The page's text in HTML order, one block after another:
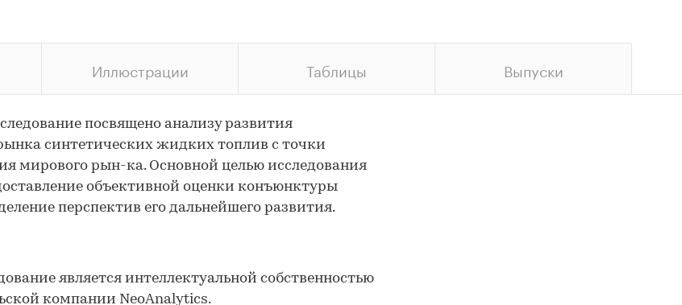
Иллюстрации Таблицы Выпуски
посвящено анализу развития
синтетических жидких топлив с точки
мирового рын-ка. Основной целью исследования
объективной оценки конъюнктуры
перспектив его дальнейшего развития.
является интеллектуальной собственностью
компании NeoAnalytics.